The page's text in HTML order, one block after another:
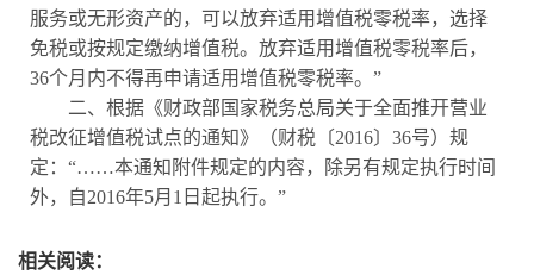
服务或无形资产的，可以放弃适用增值税零税率，选择
免税或按规定缴纳增值税。放弃适用增值税零税率后，
36个月内不得再申请适用增值税零税率。”
二、根据《财政部国家税务总局关于全面推开营业
税改征增值税试点的通知》（财税〔2016〕36号）规
定：“……本通知附件规定的内容，除另有规定执行时间
外，自2016年5月1日起执行。”
相关阅读：